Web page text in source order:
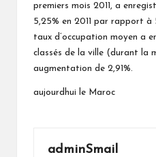
premiers mois 2011, a
5,25% en 2011 par rapport à
taux d’occupation moyen a
classés de la ville (durant la
augmentation de 2,91%.
aujourdhui le Maroc
adminSmail